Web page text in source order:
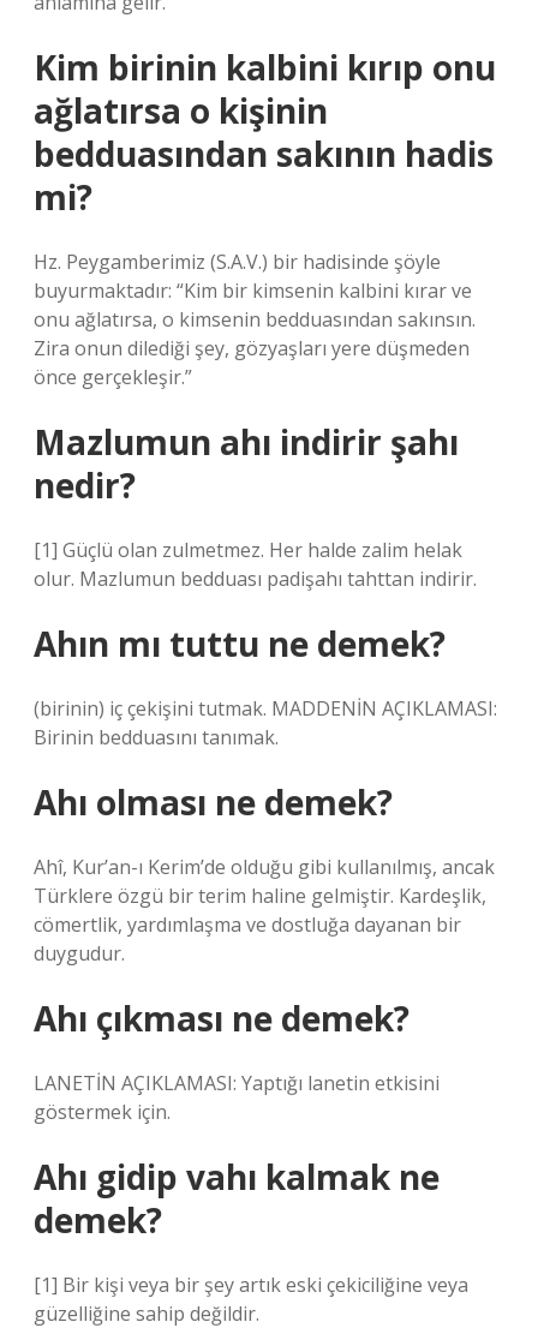
Kim birinin kalbini kırıp onu
ağlatırsa o kişinin
bedduasından sakının hadis
mi?
Hz. Peygamberimiz (S.A.V.) bir hadisinde şöyle
buyurmaktadır: “Kim bir kimsenin kalbini kırar ve
onu ağlatırsa, o kimsenin bedduasından sakınsın.
Zira onun dilediği şey, gözyaşları yere düşmeden
önce gerçekleşir.”
Mazlumun ahı indirir şahı
nedir?
[1] Güçlü olan zulmetmez. Her halde zalim helak
olur. Mazlumun bedduası padişahı tahttan indirir.
Ahın mı tuttu ne demek?
(birinin) iç çekişini tutmak. MADDENİN AÇIKLAMASI:
Birinin bedduasını tanımak.
Ahı olması ne demek?
Ahî, Kur’an-ı Kerim’de olduğu gibi kullanılmış, ancak
Türklere özgü bir terim haline gelmiştir. Kardeşlik,
cömertlik, yardımlaşma ve dostluğa dayanan bir
duygudur.
Ahı çıkması ne demek?
LANETİN AÇIKLAMASI: Yaptığı lanetin etkisini
göstermek için.
Ahı gidip vahı kalmak ne
demek?
[1] Bir kişi veya bir şey artık eski çekiciliğine veya
güzelliğine sahip değildir.